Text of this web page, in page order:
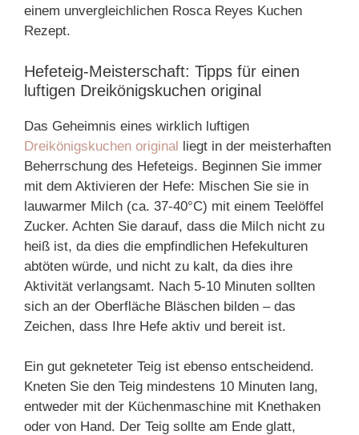
einem unvergleichlichen Rosca Reyes Kuchen
Rezept.
Hefeteig-Meisterschaft: Tipps für einen
luftigen Dreikönigskuchen original
Das Geheimnis eines wirklich luftigen
Dreikönigskuchen original liegt in der meisterhaften
Beherrschung des Hefeteigs. Beginnen Sie immer
mit dem Aktivieren der Hefe: Mischen Sie sie in
lauwarmer Milch (ca. 37-40°C) mit einem Teelöffel
Zucker. Achten Sie darauf, dass die Milch nicht zu
heiß ist, da dies die empfindlichen Hefekulturen
abtöten würde, und nicht zu kalt, da dies ihre
Aktivität verlangsamt. Nach 5-10 Minuten sollten
sich an der Oberfläche Bläschen bilden – das
Zeichen, dass Ihre Hefe aktiv und bereit ist.
Ein gut gekneteter Teig ist ebenso entscheidend.
Kneten Sie den Teig mindestens 10 Minuten lang,
entweder mit der Küchenmaschine mit Knethaken
oder von Hand. Der Teig sollte am Ende glatt,